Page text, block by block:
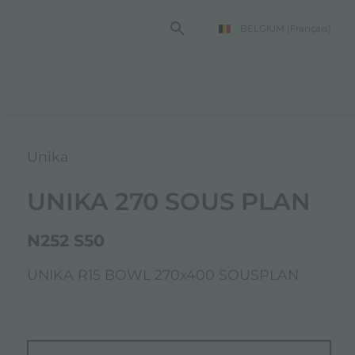
BELGIUM (Français)
Unika
UNIKA 270 SOUS PLAN
N252 S50
UNIKA R15 BOWL 270x400 SOUSPLAN